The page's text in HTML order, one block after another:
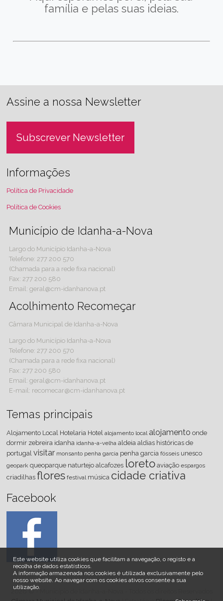
Este website utiliza cookies que facilitam a navegação, o registo e a
recolha de dados estatísticos.
A informação armazenada nos cookies é utilizada exclusivamente pelo
nosso website.Ao navegar com os cookies ativos consente a sua
utilização.
família e pelas suas ideias.
Assine a nossa Newsletter
Subscrever Newsletter
Informações
Política de Privacidade
Política de Cookies
Município de Idanha-a-Nova
Largo do Município Idanha-a-Nova
Telefone: 277 200 570
(Chamada para a rede fixa nacional)
Fax: 277 200 580
Email: geral@cm-idanhanova.pt
Acolhimento Recomeçar
Câmara Municipal de Idanha-a-Nova
Largo do Município Idanha-a-Nova
Telefone: 277 200 570
(Chamada para a rede fixa nacional)
Fax: 277 200 580
Email: geral@cm-idanhanova.pt
E-mail: recomecar@cm-idanhanova.pt
Temas principais
Alojamento Local Hotelaria Hotel alojamento local alojamento onde
dormir zebreira idanha idanha-a-velha aldeia aldias históricas de
portugal visitar monsanto penha garcia penha garcia fósseis unesco
geopark queoparque naturtejo alcafozes loreto aviação espargos
criadilhas flores festival música cidade criativa
Facebook
2026 © - Município de Idanha-a-Nova - Todos os direitos Reservados